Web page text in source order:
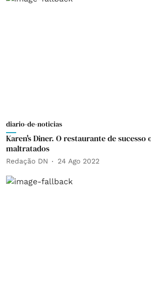
diario-de-noticias
Karen's Diner. O restaurante de sucesso
maltratados
Redação DN 24 Ago 2022